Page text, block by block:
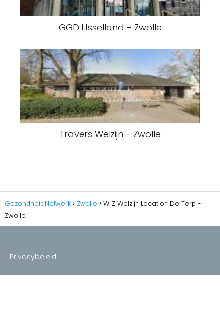
GGD IJsselland - Zwolle
Travers Welzijn - Zwolle
GezondheidNetwerk Zwolle
WijZ Welzijn Location De Terp -
Zwolle
Privacybeleid